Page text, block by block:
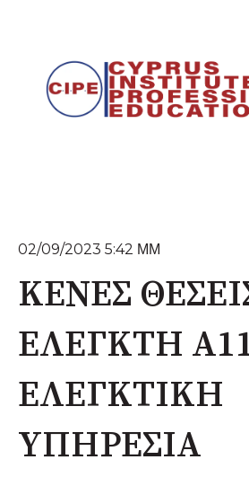
02/09/2023 5:42 ΜΜ
ΚΕΝΕΣ
ΕΛΕΓΚΤΗ
ΕΛΕΓΚΤΙΚΗ
ΥΠΗΡΕΣΙΑ